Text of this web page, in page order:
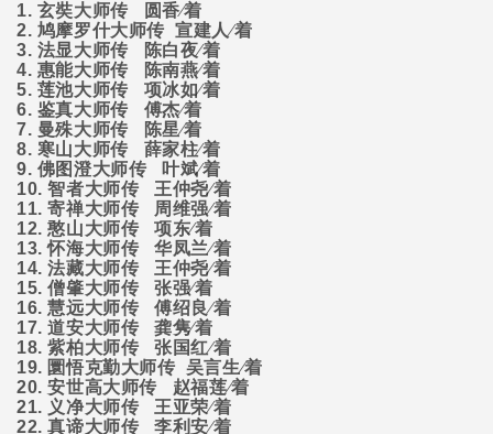
1. 玄奘大师传
圆香∕着
2. 鸠摩罗什大师传
宣建人∕着
3. 法显大师传
陈白夜∕着
4. 惠能大师传
陈南燕∕着
5. 莲池大师传
项冰如∕着
6. 鉴真大师传
傅杰∕着
7. 曼殊大师传
陈星∕着
8. 寒山大师传
薛家柱∕着
9. 佛图澄大师传
叶斌∕着
10.智者大师传
王仲尧∕着
11.寄禅大师传
周维强∕着
12.憨山大师传
项东∕着
13.怀海大师传
华凤兰∕着
14.法藏大师传
王仲尧∕着
15.僧肇大师传
张强∕着
16.慧远大师传
傅绍良∕着
17.道安大师传
龚隽∕着
18.紫柏大师传
张国红∕着
19. 圜悟克勤大师传 吴言生∕着
20.安世高大师传
赵福莲∕着
21. 义净大师传
王亚荣∕着
22.真谛大师传 李利安∕着